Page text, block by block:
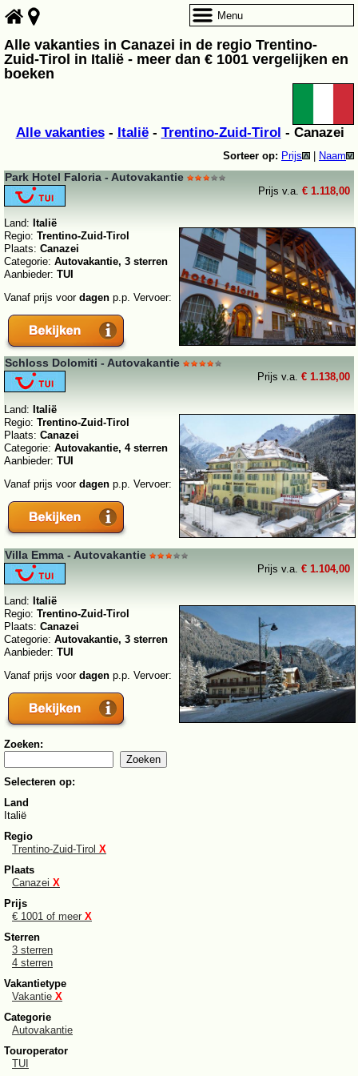
Alle vakanties in Canazei in de regio Trentino-
Zuid-Tirol in Italië - meer dan € 1001 vergelijken en
boeken
Alle vakanties- Italië- Trentino-Zuid-Tirol - Canazei
Sorteer op: Prijs Naam
Park Hotel Faloria - Autovakantie
Prijs v.a. € 1.118,00
Land: Italië
Regio: Trentino-Zuid-Tirol
Plaats: Canazei
Categorie: Autovakantie, 3 sterren
Aanbieder: TUI
Vanaf prijs voor dagen p.p. Vervoer:
Schloss Dolomiti - Autovakantie
Prijs v.a. € 1.138,00
Land: Italië
Regio: Trentino-Zuid-Tirol
Plaats: Canazei
Categorie: Autovakantie, 4 sterren
Aanbieder: TUI
Vanaf prijs voor dagen p.p. Vervoer:
Villa Emma - Autovakantie
Prijs v.a. € 1.104,00
Land: Italië
Regio: Trentino-Zuid-Tirol
Plaats: Canazei
Categorie: Autovakantie, 3 sterren
Aanbieder: TUI
Vanaf prijs voor dagen p.p. Vervoer:
Zoeken:
Selecteren op:
Land
Italië
Regio
Trentino-Zuid-Tirol X
Plaats
Canazei X
Prijs
€ 1001 of meer X
Sterren
3 sterren
4 sterren
Vakantietype
Vakantie X
Categorie
Autovakantie
Touroperator
TUI
Menu